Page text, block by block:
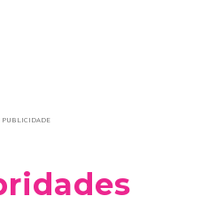
PUBLICIDADE